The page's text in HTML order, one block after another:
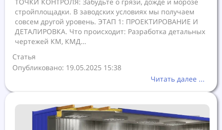
стройплощадки. В заводских условиях мы получаем
совсем другой уровень. ЭТАП 1: ПРОЕКТИРОВАНИЕ И
ДЕТАЛИРОВКА. Что происходит: Разработка детальных
чертежей КМ, КМД…
Статья
Опубликовано: 19.05.2025 15:38
Читать далее ...